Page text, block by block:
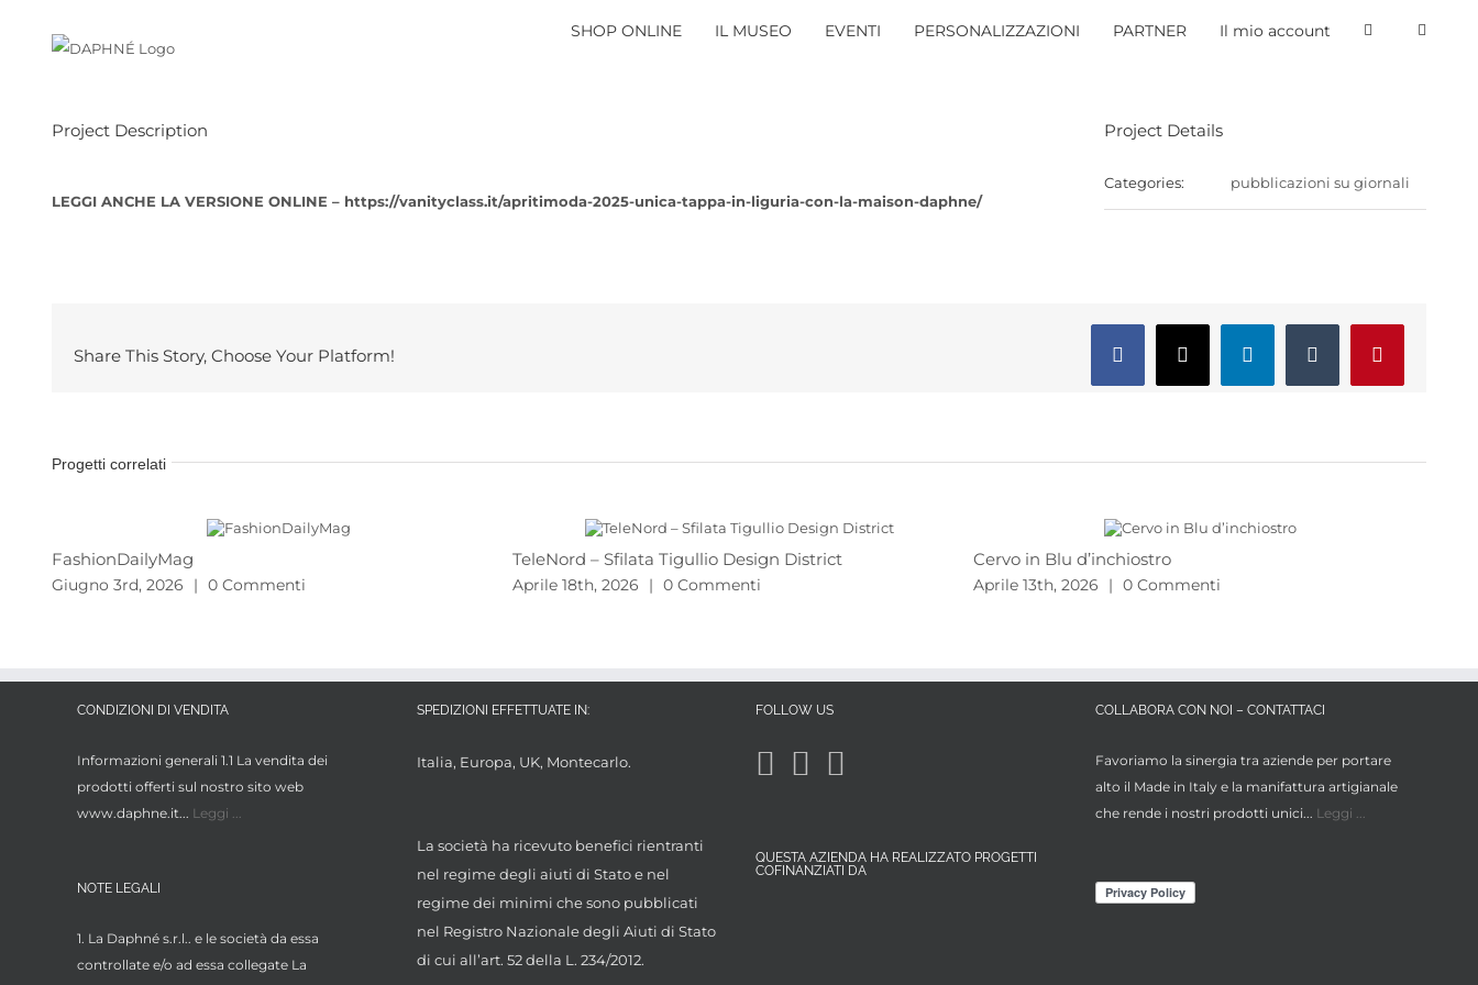
SHOP ONLINE IL MUSEO EVENTI PERSONALIZZAZIONI PARTNER Il mio account
Project Description
LEGGI ANCHE LA VERSIONE ONLINE – https://vanityclass.it/apritimoda-2025-unica-tappa-in-liguria-con-la-maison-daphne/
Project Details
Categories: pubblicazioni su giornali
Share This Story, Choose Your Platform! Facebook
X LinkedInTumblr Pinterest
Progetti correlati
FashionDailyMag
Giugno 3rd, 2026 | 0 Commenti
TeleNord – Sfilata Tigullio Design District
Aprile 18th, 2026 | 0 Commenti
Cervo in Blu d’inchiostro
Aprile 13th, 2026 | 0 Commenti
CONDIZIONI DI VENDITA
Informazioni generali 1.1 La vendita dei
prodotti offerti sul nostro sito web
www.daphne.it... Leggi ...
NOTE LEGALI
1. La Daphné s.r.l.. e le società da essa
controllate e/o ad essa collegate La
SPEDIZIONI EFFETTUATE IN:
Italia, Europa, UK, Montecarlo.
La società ha ricevuto benefici rientranti
nel regime degli aiuti di Stato e nel
regime dei minimi che sono pubblicati
nel Registro Nazionale degli Aiuti di Stato
di cui all’art. 52 della L. 234/2012.
FOLLOW US
QUESTA AZIENDA HA REALIZZATO PROGETTI
COFINANZIATI DA
COLLABORA CON NOI – CONTATTACI
Favoriamo la sinergia tra aziende per portare
alto il Made in Italy e la manifattura artigianale
che rende i nostri prodotti unici... Leggi ...